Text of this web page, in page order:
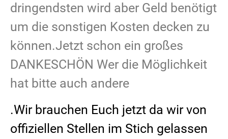
dringendsten wird aber Geld benötigt
um die sonstigen Kosten decken zu
können.Jetzt schon ein großes
DANKESCHÖN Wer die Möglichkeit
hat bitte auch andere
.Wir brauchen Euch jetzt da wir von
offiziellen Stellen im Stich gelassen